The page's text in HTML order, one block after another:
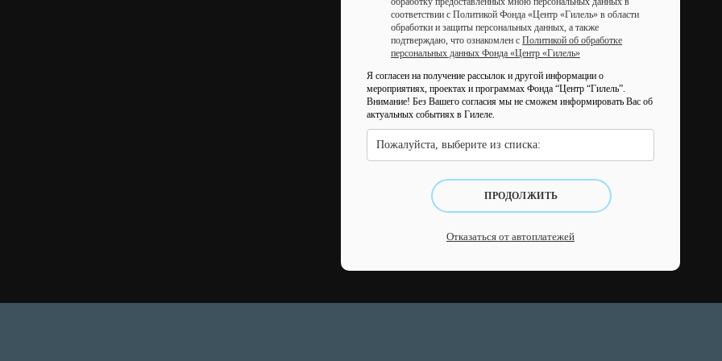
соответствии с Политикой Фонда «Центр «Гилель» в области
обработки и защиты персональных данных, а также
подтверждаю, что ознакомлен с Политикой об обработке
персональных данных Фонда «Центр «Гилель»
Я согласен на получение рассылок и другой информации о
мероприятиях, проектах и программах Фонда “Центр “Гилель”.
Внимание! Без Вашего согласия мы не сможем информировать Вас об
актуальных событиях в Гилеле.
Пожалуйста, выберите из списка:
ПРОДОЛЖИТЬ
Отказаться от автоплатежей